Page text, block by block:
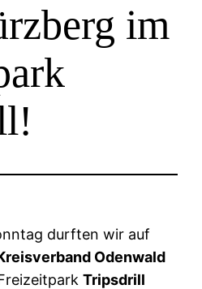
im
durften wir auf
Odenwald
Tripsdrill